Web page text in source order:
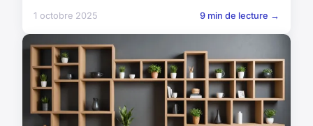
1 octobre 2025 9 min de lecture →